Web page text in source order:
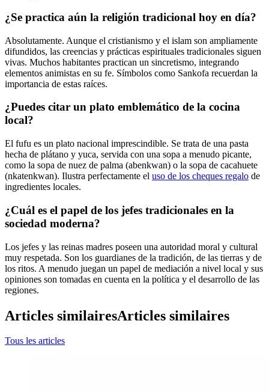
¿Se practica aún la religión tradicional hoy en día?
Absolutamente. Aunque el cristianismo y el islam son ampliamente
difundidos, las creencias y prácticas espirituales tradicionales siguen
vivas. Muchos habitantes practican un sincretismo, integrando
elementos animistas en su fe. Símbolos como Sankofa recuerdan la
importancia de estas raíces.
¿Puedes citar un plato emblemático de la cocina
local?
El fufu es un plato nacional imprescindible. Se trata de una pasta
hecha de plátano y yuca, servida con una sopa a menudo picante,
como la sopa de nuez de palma (abenkwan) o la sopa de cacahuete
(nkatenkwan). Ilustra perfectamente el uso de los cheques regalo de
ingredientes locales.
¿Cuál es el papel de los jefes tradicionales en la
sociedad moderna?
Los jefes y las reinas madres poseen una autoridad moral y cultural
muy respetada. Son los guardianes de la tradición, de las tierras y de
los ritos. A menudo juegan un papel de mediación a nivel local y sus
opiniones son tomadas en cuenta en la política y el desarrollo de las
regiones.
Articles similairesArticles similaires
Tous les articles